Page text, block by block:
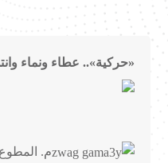
«حركية».. عطاء ونماء
م.